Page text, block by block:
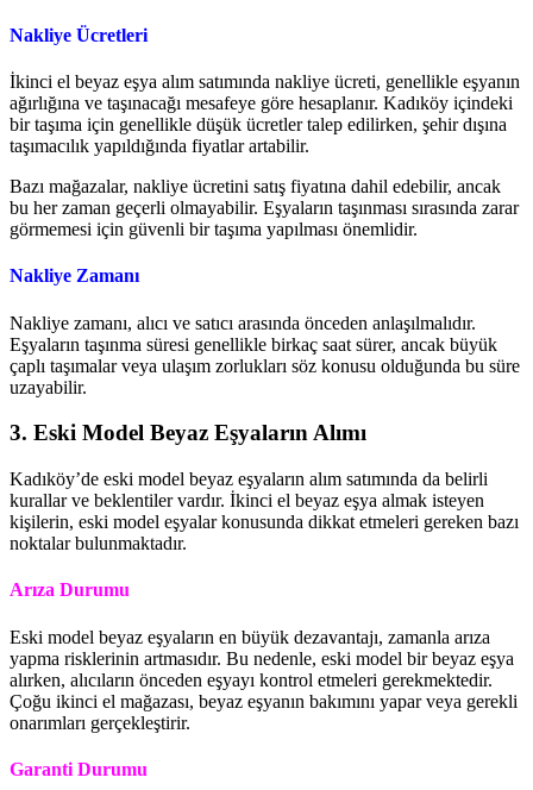
Nakliye Ücretleri
İkinci el beyaz eşya alım satımında nakliye ücreti, genellikle eşyanın
ağırlığına ve taşınacağı mesafeye göre hesaplanır. Kadıköy içindeki
bir taşıma için genellikle düşük ücretler talep edilirken, şehir dışına
taşımacılık yapıldığında fiyatlar artabilir.
Bazı mağazalar, nakliye ücretini satış fiyatına dahil edebilir, ancak
bu her zaman geçerli olmayabilir. Eşyaların taşınması sırasında zarar
görmemesi için güvenli bir taşıma yapılması önemlidir.
Nakliye Zamanı
Nakliye zamanı, alıcı ve satıcı arasında önceden anlaşılmalıdır.
Eşyaların taşınma süresi genellikle birkaç saat sürer, ancak büyük
çaplı taşımalar veya ulaşım zorlukları söz konusu olduğunda bu süre
uzayabilir.
3. Eski Model Beyaz Eşyaların Alımı
Kadıköy’de eski model beyaz eşyaların alım satımında da belirli
kurallar ve beklentiler vardır. İkinci el beyaz eşya almak isteyen
kişilerin, eski model eşyalar konusunda dikkat etmeleri gereken bazı
noktalar bulunmaktadır.
Arıza Durumu
Eski model beyaz eşyaların en büyük dezavantajı, zamanla arıza
yapma risklerinin artmasıdır. Bu nedenle, eski model bir beyaz eşya
alırken, alıcıların önceden eşyayı kontrol etmeleri gerekmektedir.
Çoğu ikinci el mağazası, beyaz eşyanın bakımını yapar veya gerekli
onarımları gerçekleştirir.
Garanti Durumu